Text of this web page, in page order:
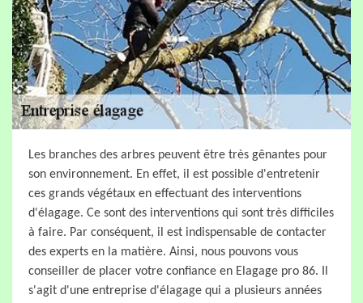
Les branches des arbres peuvent être très gênantes pour
son environnement. En effet, il est possible d'entretenir
ces grands végétaux en effectuant des interventions
d'élagage. Ce sont des interventions qui sont très difficiles
à faire. Par conséquent, il est indispensable de contacter
des experts en la matière. Ainsi, nous pouvons vous
conseiller de placer votre confiance en Elagage pro 86. Il
s'agit d'une entreprise d'élagage qui a plusieurs années